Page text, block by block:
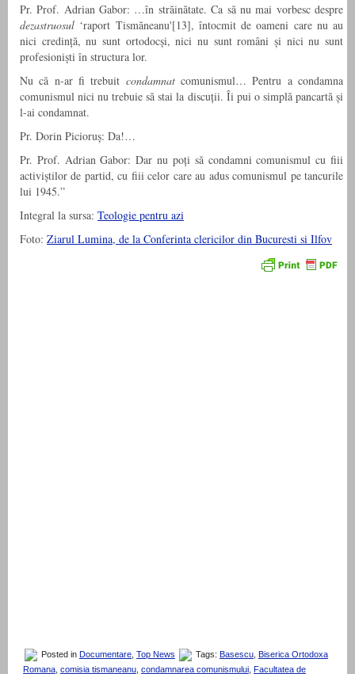
Pr. Prof. Adrian Gabor: …în străinătate. Ca să nu mai vorbesc despre
dezastruosul ‘raport Tismăneanu'[13], întocmit de oameni care nu au
nici credință, nu sunt ortodocși, nici nu sunt români și nici nu sunt
profesioniști în structura lor.
Nu că n-ar fi trebuit condamnatcomunismul… Pentru a condamna
comunismul nici nu trebuie să stai la discuții. Îi pui o simplă pancartă și
l-ai condamnat.
Pr. Dorin Picioruș: Da!…
Pr. Prof. Adrian Gabor: Dar nu poți să condamni comunismul cu fiii
activiștilor de partid, cu fiii celor care au adus comunismul pe tancurile
lui 1945.”
Integral la sursa: Teologie pentru azi
Foto: Ziarul Lumina, de la Conferinta clericilor din Bucuresti si Ilfov
Posted in Documentare Top News Tags: Basescu Biserica Ortodoxa
Romana comisia tismaneanu condamnarea comunismului Facultatea de